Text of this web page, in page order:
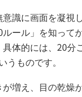
識に画面を凝視
ール」を知って
体的には、20分
うものです。
増え、目の乾燥